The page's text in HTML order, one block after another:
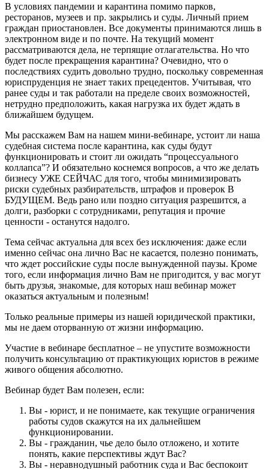
В условиях пандемии и карантина помимо парков,
ресторанов, музеев и пр. закрылись и суды. Личный прием
граждан приостановлен. Все документы принимаются лишь в
электронном виде и по почте. На текущий момент
рассматриваются дела, не терпящие отлагательства. Но что
будет после прекращения карантина? Очевидно, что о
последствиях судить довольно трудно, поскольку современная
юриспруденция не знает таких прецедентов. Учитывая, что
ранее суды и так работали на пределе своих возможностей,
нетрудно предположить, какая нагрузка их будет ждать в
ближайшем будущем.
Мы расскажем Вам на нашем мини-вебинаре, устоит ли наша
судебная система после карантина, как суды будут
функционировать и стоит ли ожидать “процессуального
коллапса”? И обязательно коснемся вопросов, а что же делать
бизнесу УЖЕ СЕЙЧАС для того, чтобы минимизировать
риски судебных разбирательств, штрафов и проверок В
БУДУЩЕМ. Ведь рано или поздно ситуация разрешится, а
долги, разборки с сотрудниками, репутация и прочие
ценности - останутся надолго.
Тема сейчас актуальна для всех без исключения: даже если
именно сейчас она лично Вас не касается, полезно понимать,
что ждет российские суды после вынужденной паузы. Кроме
того, если информация лично Вам не пригодится, у вас могут
быть друзья, знакомые, для которых наш вебинар может
оказаться актуальным и полезным!
Только реальные примеры из нашей юридической практики,
мы не даем оторванную от жизни информацию.
Участие в вебинаре бесплатное – не упустите возможности
получить консультацию от практикующих юристов в режиме
живого общения абсолютно.
Вебинар будет Вам полезен, если:
Вы - юрист, и не понимаете, как текущие ограничения
работы судов скажутся на их дальнейшем
функционировании.
Вы - гражданин, чье дело было отложено, и хотите
понять, какие перспективы ждут Вас?
Вы - неравнодушный работник суда и Вас беспокоит